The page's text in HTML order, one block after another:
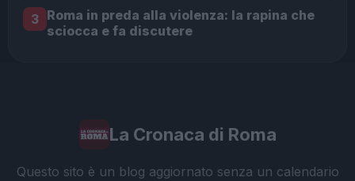
3 Roma in preda alla violenza: la rapina che
sciocca e fa discutere
La Cronaca di Roma
Questo sito è un blog aggiornato senza un calendario